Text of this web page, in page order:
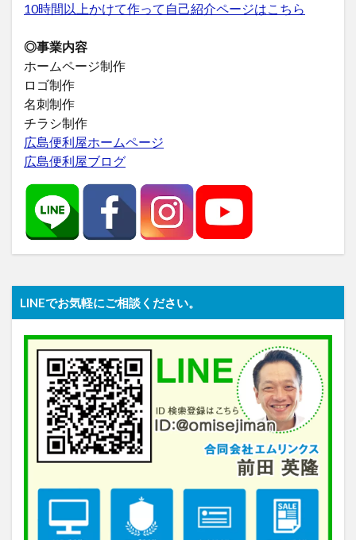
10時間以上かけて作って自己紹介ページはこちら
◎事業内容
ホームページ制作
ロゴ制作
名刺制作
チラシ制作
広島便利屋ホームページ
広島便利屋ブログ
LINEでお気軽にご相談ください。